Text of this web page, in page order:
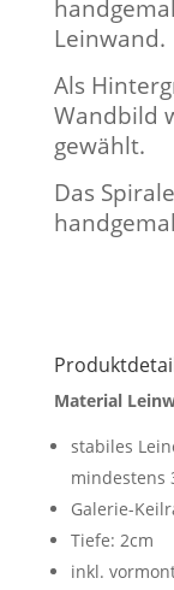
Leinwand.
Als
Wandbild
gewählt.
Das
Material
stabiles
mindestens
Galerie-
Tiefe: 2cm
inkl.